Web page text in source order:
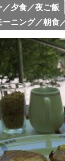
／夕食／夜ご飯
ーニング／朝食